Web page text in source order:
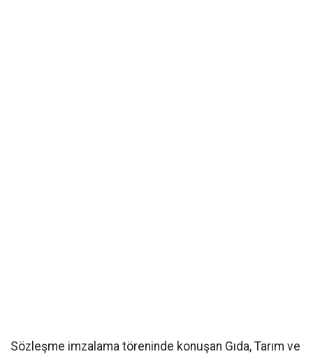
Sözleşme imzalama töreninde konuşan Gıda, Tarım ve